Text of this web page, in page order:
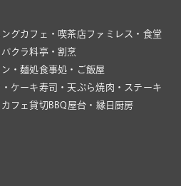
グカフェ・喫茶店ファミレス・食堂
クラ料亭・割烹
・麺処食事処・ご飯屋
ケーキ寿司・天ぷら焼肉・ステーキ
フェ貸切BBQ 屋台・縁日 厨房